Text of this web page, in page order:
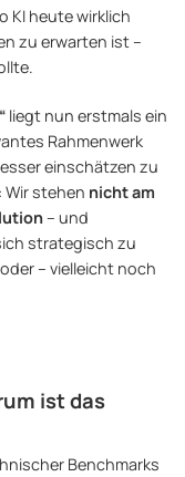
KI heute wirklich
zu erwarten ist –
“ liegt nun erstmals ein
Rahmenwerk
einschätzen zu
stehen nicht am
– und
strategisch zu
– vielleicht noch
ist das
Benchmarks